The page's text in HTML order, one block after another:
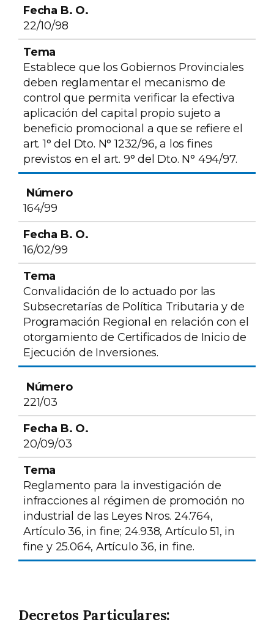
22/10/98
Establece que los Gobiernos Provinciales
deben reglamentar el mecanismo de
control que permita verificar la efectiva
aplicación del capital propio sujeto a
beneficio promocional a que se refiere el
art. 1° del Dto. N° 1232/96, a los fines
previstos en el art. 9° del Dto. N° 494/97.
164/99
16/02/99
Convalidación de lo actuado por las
Subsecretarías de Política Tributaria y de
Programación Regional en relación con el
otorgamiento de Certificados de Inicio de
Ejecución de Inversiones.
221/03
20/09/03
Reglamento para la investigación de
infracciones al régimen de promoción no
industrial de las Leyes Nros. 24.764,
Artículo 36, in fine; 24.938, Artículo 51, in
fine y 25.064, Artículo 36, in fine.
Decretos Particulares: